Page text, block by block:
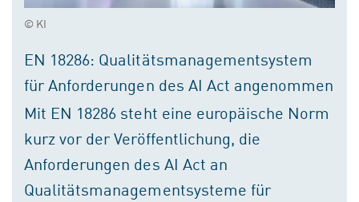
© KI
EN 18286: Qualitätsmanagementsystem
für Anforderungen des AI Act angenommen
Mit EN 18286 steht eine europäische Norm
kurz vor der Veröffentlichung, die
Anforderungen des AI Act an
Qualitätsmanagementsysteme für